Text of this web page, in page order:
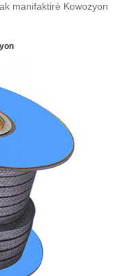
manifaktirè Kowozyon